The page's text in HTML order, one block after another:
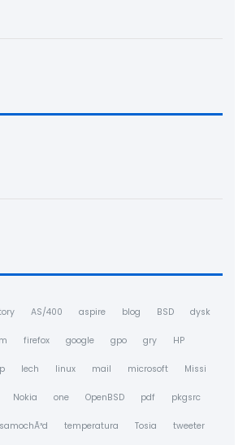
AS/400 aspire blog BSD dysk
firefox google gpo gry HP
lech linux mail microsoft Missi
Nokia one OpenBSD pdf pkgsrc
samochÃ³d temperatura Tosia tweeter